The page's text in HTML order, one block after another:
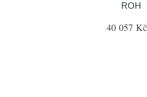
ROH
40 057 Kč